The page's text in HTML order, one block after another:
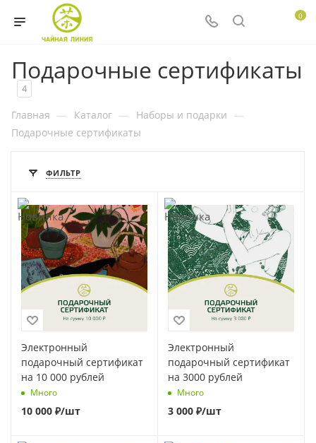
0
Подарочные сертификаты
4
Главная — Каталог — Наборы и подарки —
Подарочные сертификаты
ФИЛЬТР
Электронный
подарочный сертификат
на 10 000 рублей
Много
10 000 ₽/шт
Электронный
подарочный сертификат
на 3000 рублей
Много
3 000 ₽/шт